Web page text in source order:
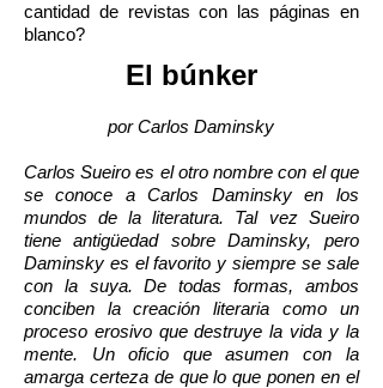
cantidad de revistas con las páginas en
blanco?
El búnker
por Carlos Daminsky
Carlos Sueiro es el otro nombre con el que
se conoce a Carlos Daminsky en los
mundos de la literatura. Tal vez Sueiro
tiene antigüedad sobre Daminsky, pero
Daminsky es el favorito y siempre se sale
con la suya. De todas formas, ambos
conciben la creación literaria como un
proceso erosivo que destruye la vida y la
mente. Un oficio que asumen con la
amarga certeza de que lo que ponen en el